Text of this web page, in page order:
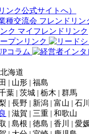
ンク公式サイトへ）
フレンドリン
マイフレンドリンク
プンリンク
コラム
北海道
| 山形 | 福島
葉 | 茨城 | 栃木 | 群馬
| 長野 | 新潟 | 富山 | 石
| 滋賀 | 三重 | 和歌山
| 島根 | 徳島 | 香川 | 愛